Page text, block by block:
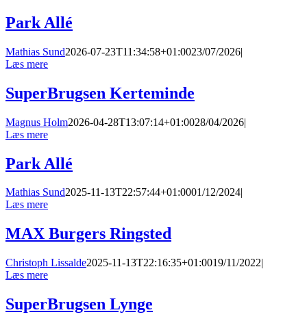
Skip
to
Park Allé
Mathias Sund2026-07-23T11:34:58+01:0023/07/2026|
Læs mere
SuperBrugsen Kerteminde
Magnus Holm2026-04-28T13:07:14+01:0028/04/2026|
Læs mere
Park Allé
Mathias Sund2025-11-13T22:57:44+01:0001/12/2024|
Læs mere
MAX Burgers Ringsted
Christoph Lissalde2025-11-13T22:16:35+01:0019/11/2022|
Læs mere
SuperBrugsen Lynge